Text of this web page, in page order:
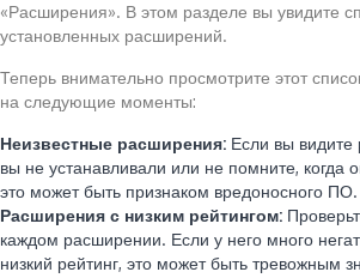
«Расширения». В этом разделе вы увидите
установленных расширений.
Теперь внимательно просмотрите этот
на следующие моменты:
Неизвестные расширения: Если вы видите
вы не устанавливали или не помните, когда
это может быть признаком вредоносного ПО.
Расширения с низким рейтингом:
каждом расширении. Если у него много
низкий рейтинг, это может быть тревожным